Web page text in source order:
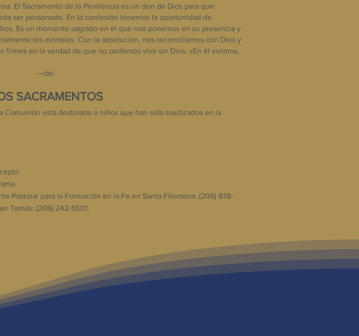
El Sacramento de la Penitencia es un don de Dios para que
ser perdonado. En la confesión tenemos la oportunidad de
Es un momento sagrado en el que nos ponemos en su presencia y
los mortales. Con la absolución, nos reconciliamos con Dios y
firmes en la verdad de que no podemos vivir sin Dios. «En él vivimos,
—del
SACRAMENTOS
Comunión está destinado a niños que han sido bautizados en la
Pastoral para la Formación en la Fe en Santa Filomena: (206) 878-
Tomás: (206) 242-5501.